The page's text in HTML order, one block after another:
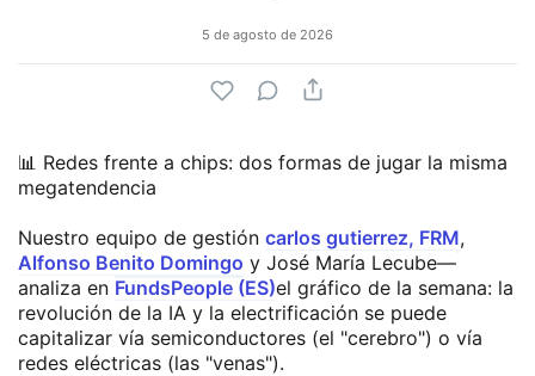
5 de agosto de 2026
📊 Redes frente a chips: dos formas de jugar la misma
megatendencia
Nuestro equipo de gestión carlos gutierrez, FRM,
Alfonso Benito Domingo y José María Lecube—
analiza en FundsPeople (ES)el gráfico de la semana: la
revolución de la IA y la electrificación se puede
capitalizar vía semiconductores (el "cerebro") o vía
redes eléctricas (las "venas").